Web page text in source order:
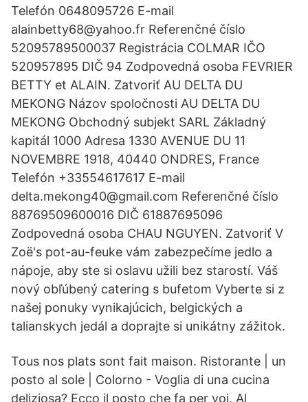
Telefón 0648095726 E-mail
alainbetty68@yahoo.fr Referenčné číslo
52095789500037 Registrácia COLMAR IČO
520957895 DIČ 94 Zodpovedná osoba FEVRIER
BETTY et ALAIN. Zatvoriť AU DELTA DU
MEKONG Názov spoločnosti AU DELTA DU
MEKONG Obchodný subjekt SARL Základný
kapitál 1000 Adresa 1330 AVENUE DU 11
NOVEMBRE 1918, 40440 ONDRES, France
Telefón +33554617617 E-mail
delta.mekong40@gmail.com Referenčné číslo
88769509600016 DIČ 61887695096
Zodpovedná osoba CHAU NGUYEN. Zatvoriť V
Zoë's pot-au-feuke vám zabezpečíme jedlo a
nápoje, aby ste si oslavu užili bez starostí. Váš
nový obľúbený catering s bufetom Vyberte si z
našej ponuky vynikajúcich, belgických a
talianskych jedál a doprajte si unikátny zážitok.
Tous nos plats sont fait maison. Ristorante | un
posto al sole | Colorno - Voglia di una cucina
deliziosa? Ecco il posto che fa per voi. Al